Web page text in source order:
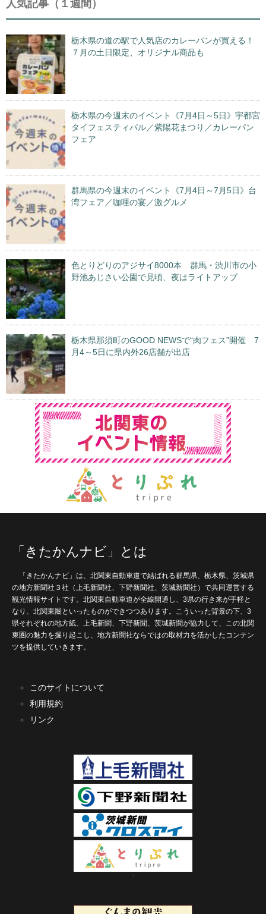
人気記事（１週間）
栃木県の道の駅で人気店のカレーパンが買える！
７月の土日限定、オリジナル商品も
栃木県の今週末のイベント《7月4日～5日》宇都宮
タイフェスティバル／紫陽花まつり／カレーパン
フェア
群馬県の今週末のイベント《7月4日～7月5日》台
湾フェア／咖哩の宴／激グルメ
色とりどりのアジサイ8000本 群馬・渋川市の小
野池あじさい公園で見頃、夜はライトアップ
栃木県那須町のGOOD NEWSで“肉フェス”開催 7
月4～5日に県内外26店舗が出店
「きたかんナビ」とは
「きたかんナビ」は、北関東自動車道で結ばれる群馬県、栃木県、茨城県
の地方新聞社３社（上毛新聞社、下野新聞社、茨城新聞社）で共同運営する
観光情報サイトです。北関東自動車道が全線開通し、3県の行き来が手軽と
なり、北関東圏といったものができつつあります。こういった背景の下、3
県それぞれの地方紙、上毛新聞、下野新聞、茨城新聞が協力して、この北関
東圏の魅力を掘り起こし、地方新聞社ならではの取材力を活かしたコンテン
ツを提供していきます。
このサイトについて
利用規約
リンク